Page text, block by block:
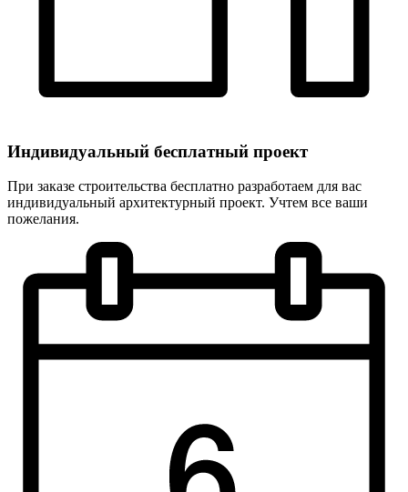
Индивидуальный бесплатный проект
При заказе строительства бесплатно разработаем для вас
индивидуальный архитектурный проект. Учтем все ваши
пожелания.